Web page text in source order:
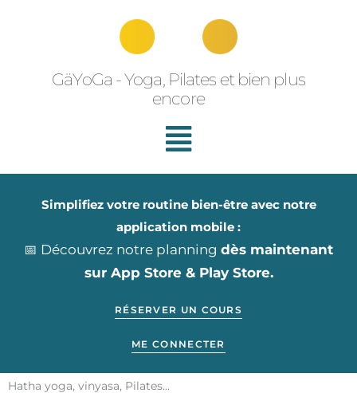
GäYoGa - Yoga, Pilates et bien plus
encore
Simplifiez votre routine bien-être avec notre
application mobile :
📅 Découvrez notre planning dès maintenant
sur App Store & Play Store.
RÉSERVER UN COURS
ME CONNECTER
Hatha yoga, vinyasa, Pilates...